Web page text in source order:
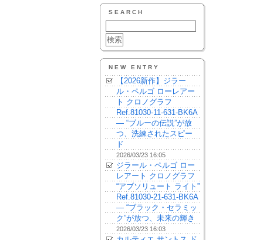
SEARCH
NEW ENTRY
【2026新作】ジラー
ル・ペルゴ ローレアー
ト クロノグラフ
Ref.81030-11-631-BK6A
— “ブルーの伝説”が放
つ、洗練されたスピー
ド
2026/03/23 16:05
ジラール・ペルゴ ロー
レアート クロノグラフ
“アブソリュート ライト”
Ref.81030-21-631-BK6A
— “ブラック・セラミッ
ク”が放つ、未来の輝き
2026/03/23 16:03